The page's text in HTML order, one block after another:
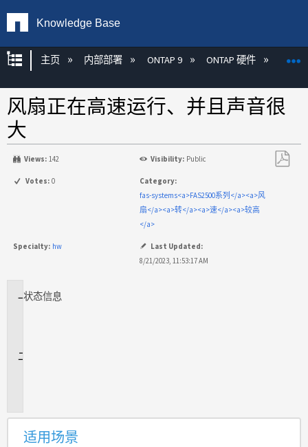
Knowledge Base
扩展/隐缩全局层次
主页 内部部署 ONTAP 9 ONTAP 硬件
风扇正在高速运行、并且声音很
大
Views: 142 Visibility: Public
Votes: 0
Category:
fas-systems<a>FAS2500系列</a><a>风
扇</a><a>转</a><a>速</a><a>较高
</a>
Specialty: hw
Last Updated:
8/21/2023, 11:53:17 AM
适
状态信息
适用场景